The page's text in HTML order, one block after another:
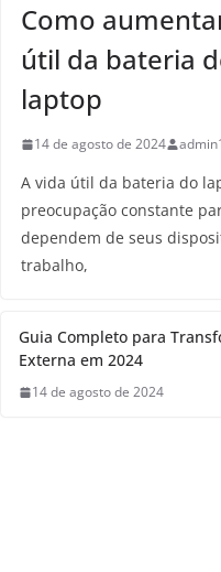
Como
útil da bateria
laptop
14 de agosto de 2024
A vida útil da bateria do
preocupação constante
dependem de seus
trabalho,
Guia Completo para
Externa em 2024
14 de agosto de 2024